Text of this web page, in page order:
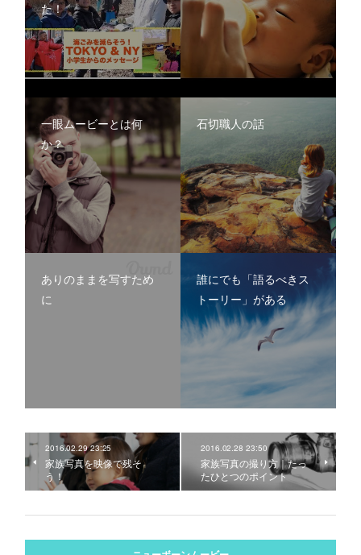
た！
一眼ムービーとは何
か？‏
石切職人の話
ありのままを写すため
に
誰にでも「語るべきス
トーリー」がある
2016.02.29 23:25
家族写真を映像で残そ
う！
2016.02.28 23:50
家族写真の撮り方｜たっ
たひとつのポイント